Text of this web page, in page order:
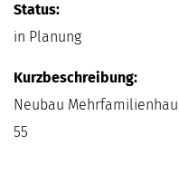
Status:
in Planung
Kurzbeschreibung:
Neubau
55